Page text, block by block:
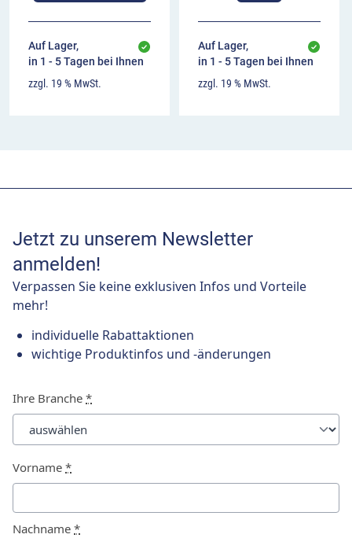
Auf Lager,
in 1 - 5 Tagen bei Ihnen
zzgl. 19 % MwSt.
Auf Lager,
in 1 - 5 Tagen bei Ihnen
zzgl. 19 % MwSt.
Jetzt zu unserem Newsletter
anmelden!
Verpassen Sie keine exklusiven Infos und Vorteile
mehr!
individuelle Rabattaktionen
wichtige Produktinfos und -änderungen
Ihre Branche *
Vorname *
Nachname *